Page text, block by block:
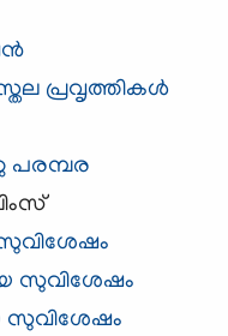
പ്രവൃത്തികള്‍
പരമ്പര
സുവിശേഷം